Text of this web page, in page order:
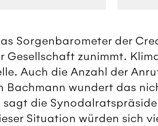
Sorgenbarometer der
Gesellschaft zunimmt.
Auch die Anzahl der
Bachmann wundert das
die
Situation würden sich